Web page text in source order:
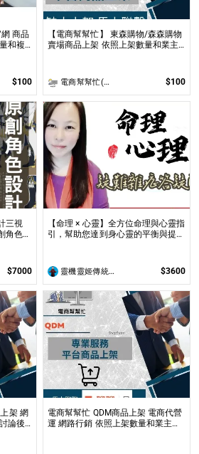
商品
和複
$100
【電商幫幫忙】 東森購物/森森購物
賣場商品上架 依照上架數量和業主
電商幫幫忙(電商平台代營運/電商上架/運營策略/網路行銷) $100
三視
角色！
」！
$7000
【命理 × 心靈】全方位命理與心靈指
引，幫助您達到身心靈的平衡與提升
靈機靈姬傳統文化學院 $3600
架 網
電商幫幫忙 QDM商品上架 電商代營
運 網路行銷 依照上架數量和業主討